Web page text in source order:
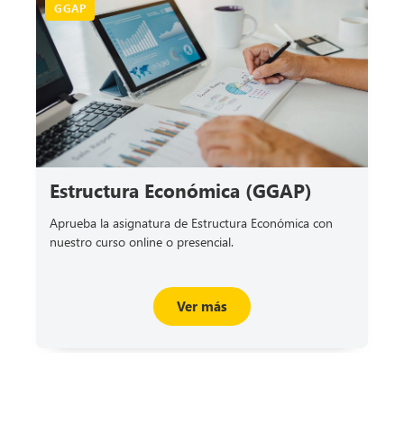
GGAP
Estructura Económica (GGAP)
Aprueba la asignatura de Estructura Económica con
nuestro curso online o presencial.
Ver más